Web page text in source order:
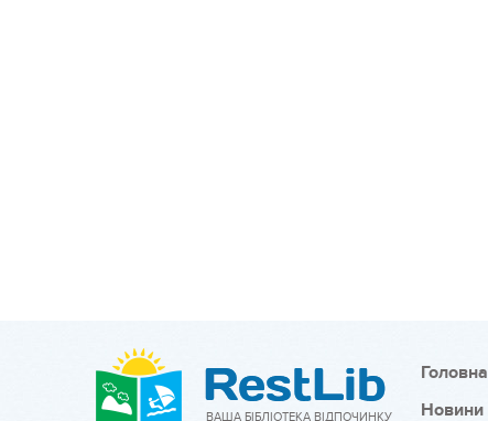
ВАША БІБЛІОТЕКА ВІДПОЧИНКУ
Головна
Новини